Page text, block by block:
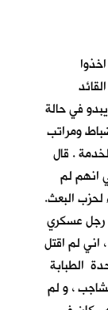
في حالة
ومراتب
. قال
انهم لم
لحزب البعث.
رجل عسكري
اني لم اقتل
الطبابة
، و لم